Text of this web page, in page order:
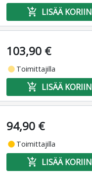
add_shopping_cart LISÄÄ KORIIN
103,90 €
fiber_manual_record Toimittajilla
add_shopping_cart LISÄÄ KORIIN
94,90 €
fiber_manual_record Toimittajilla
add_shopping_cart LISÄÄ KORIIN